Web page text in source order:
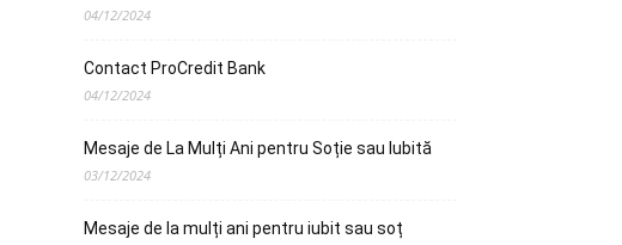
04/12/2024
Contact ProCredit Bank
04/12/2024
Mesaje de La Mulți Ani pentru Soție sau Iubită
03/12/2024
Mesaje de la mulți ani pentru iubit sau soț